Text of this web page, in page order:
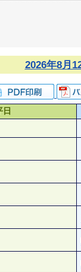
2026年8月
日